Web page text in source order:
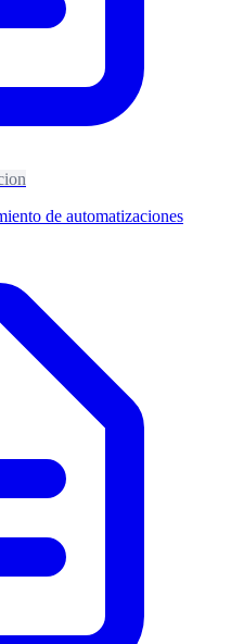
de automatizaciones